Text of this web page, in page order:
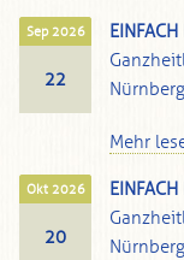
Sep 2026
22
EINFACH
Mehr
Okt 2026
20
EINFACH